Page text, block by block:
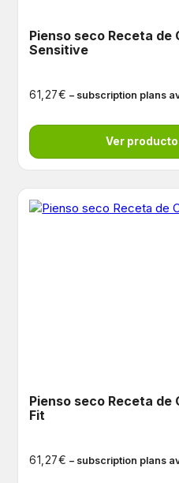
Pienso seco Receta de
Sensitive
61,27€ – subscription plans
Ver producto
Pienso seco Receta de
Fit
61,27€ – subscription plans